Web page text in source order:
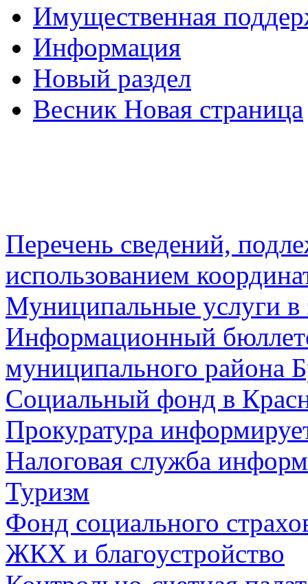
Имущественная
Информация
Новый раздел
Весник Новая страница
Перечень сведений,
использованием
Муниципальные услуги в
Информационный
муниципального района
Социальный фонд в
Прокуратура
Налоговая служба
Туризм
Фонд социального
ЖКХ и благоустройство